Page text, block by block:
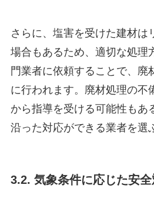
さらに、塩害を受けた建材は
場合もあるため、適切な処理
門業者に依頼することで、廃
に行われます。廃材処理の不
から指導を受ける可能性もあ
沿った対応ができる業者を選
3.2. 気象条件に応じた安